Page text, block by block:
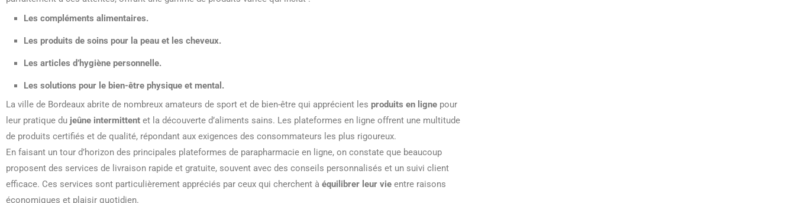
Les compléments alimentaires.
Les produits de soins pour la peau et les cheveux.
Les articles d’hygiène personnelle.
Les solutions pour le bien-être physique et mental.
La ville de Bordeaux abrite de nombreux amateurs de sport et de bien-être qui apprécient les produits en ligne pour
leur pratique du jeûne intermittent et la découverte d’aliments sains. Les plateformes en ligne offrent une multitude
de produits certifiés et de qualité, répondant aux exigences des consommateurs les plus rigoureux.
En faisant un tour d’horizon des principales plateformes de parapharmacie en ligne, on constate que beaucoup
proposent des services de livraison rapide et gratuite, souvent avec des conseils personnalisés et un suivi client
efficace. Ces services sont particulièrement appréciés par ceux qui cherchent à équilibrer leur vie entre raisons
économiques et plaisir quotidien.